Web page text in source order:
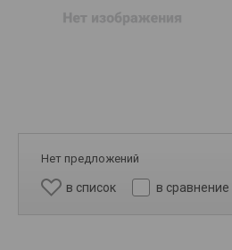
Нет предложений
в список в сравнение